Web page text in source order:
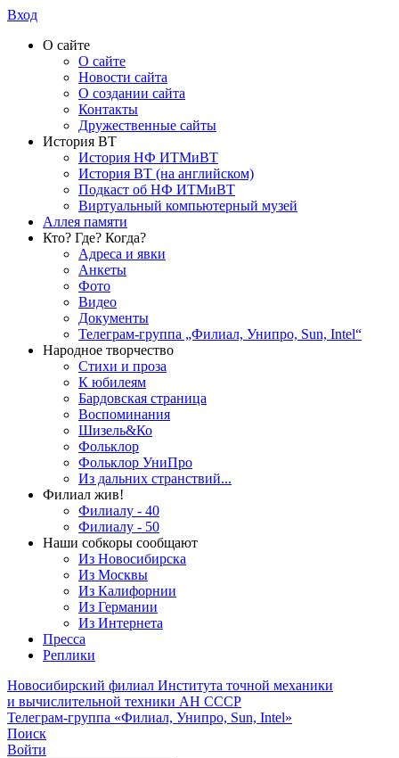
Вход
О сайте
О сайте
Новости сайта
О создании сайта
Контакты
Дружественные сайты
История ВТ
История НФ ИТМиВТ
История ВТ (на английском)
Подкаст об НФ ИТМиВТ
Виртуальный компьютерный музей
Аллея памяти
Кто? Где? Когда?
Адреса и явки
Анкеты
Фото
Видео
Документы
Телеграм-группа „Филиал, Унипро, Sun, Intel“
Народное творчество
Стихи и проза
К юбилеям
Бардовская страница
Воспоминания
Шизель&Ко
Фольклор
Фольклор УниПро
Из дальних странствий...
Филиал жив!
Филиалу - 40
Филиалу - 50
Наши собкоры сообщают
Из Новосибирска
Из Москвы
Из Калифорнии
Из Германии
Из Интернета
Пресса
Реплики
Новосибирский филиал Института точной механики
и вычислительной техники АН СССР
Телеграм-группа «Филиал, Унипро, Sun, Intel»
Поиск
Войти